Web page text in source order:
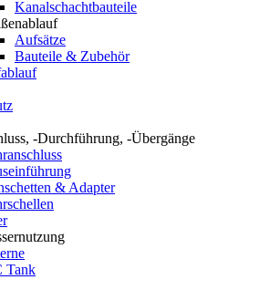
Kanalschachtbauteile
Aufsätze
Bauteile & Zubehör
-Durchführung, -Übergänge
& Adapter
Tank